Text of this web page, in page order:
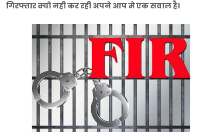
गिरफ्तार क्यो नही कर रही अपने आप मे एक सवाल है।